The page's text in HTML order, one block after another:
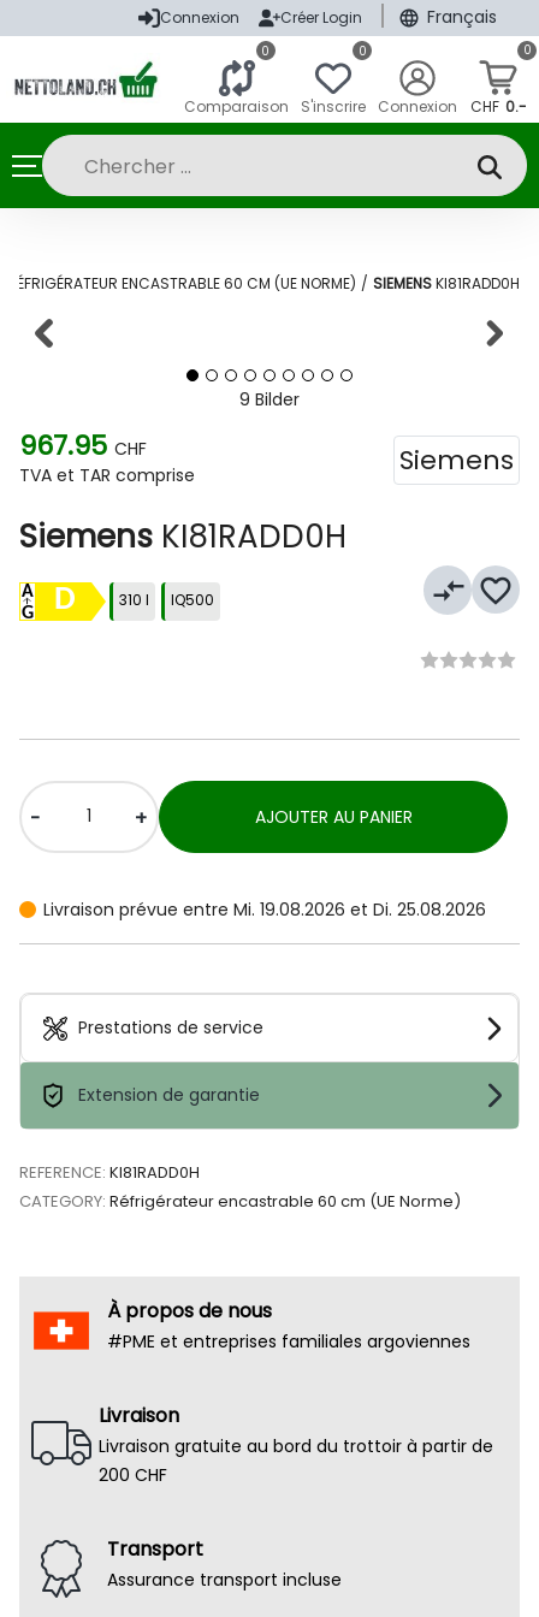
Connexion Créer Login Français
0
Comparaison
0
S'inscrire Connexion
0
CHF 0.-
RÉFRIGÉRATEUR ENCASTRABLE 60 CM (UE NORME) / SIEMENSKI81RADD0H
9 Bilder
967.95 CHF
TVA et TAR comprise
Siemens
Siemens KI81RADD0H
D 310 l IQ500 compare_arrows favorite_border
- + AJOUTER AU PANIER
Livraison prévue entre Mi. 19.08.2026 et Di. 25.08.2026
Prestations de service
Extension de garantie
REFERENCE: KI81RADD0H
CATEGORY: Réfrigérateur encastrable 60 cm (UE Norme)
À propos de nous
#PME et entreprises familiales argoviennes
Livraison
Livraison gratuite au bord du trottoir à partir de
200 CHF
Transport
Assurance transport incluse